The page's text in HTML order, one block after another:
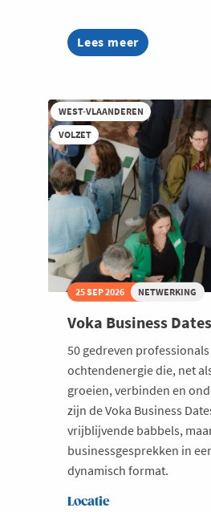
Lees meer
about
Te
Connect
Group
Belgium
WEST-VLAANDEREN
VOLZET
25 SEP 2026 NETWERKING
Voka Business
50 gedreven
ochtendenergie die, net
groeien, verbinden en
zijn de Voka Business
vrijblijvende babbels,
businessgesprekken in
dynamisch format.
Locatie